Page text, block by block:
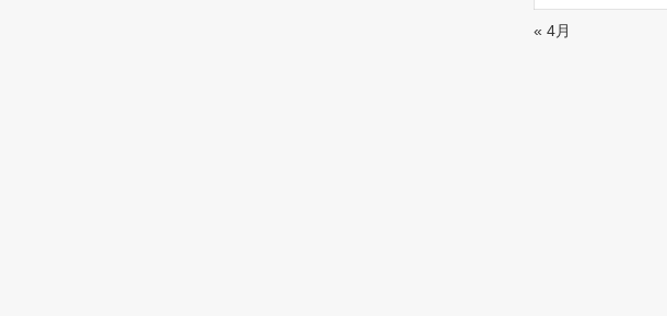
« 4月